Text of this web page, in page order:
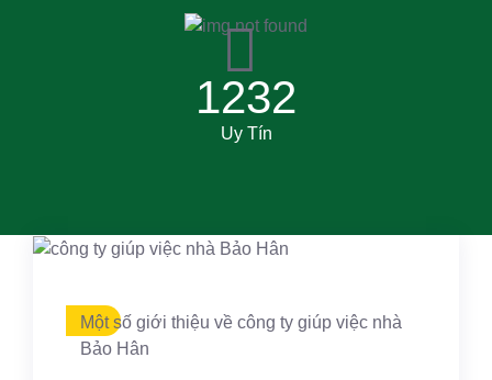
1232
Uy Tín
Một số giới thiệu về công ty giúp việc nhà
Bảo Hân